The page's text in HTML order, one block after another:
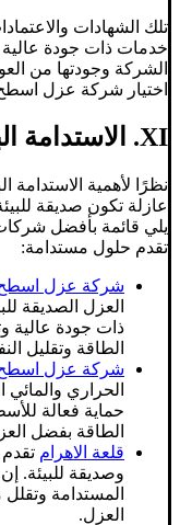
تلك الشهادات
خدمات ذات جودة عالية
الشركة وجودتها من
اختيار شركة عزل
XI. الاستدامة البيئية
نظرًا لأهمية الاستدامة
عازلة تكون صديقة
يلي قائمة بأفضل
تقدم حلول مستدامة:
شركة عزل اسطح
العزل الصديقة
ذات جودة عالية
الطاقة وتقليل
شركة عزل اسطح
الحراري والمائي
حماية فعالة
الطاقة بفضل
قلعة الاهرام
وصديقة للبيئة.
المستدامة
العزل.